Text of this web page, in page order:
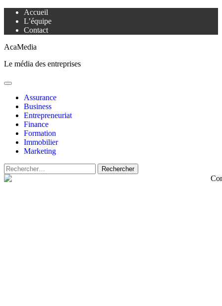
Aller
contenu
Accueil
L’équipe
Contact
AcaMedia
Le média des entreprises
Menu
principalAssurance
Business
Entrepreneuriat
Finance
Formation
Immobilier
Marketing
Rechercher :